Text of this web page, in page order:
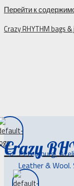
Перейти к
Crazy RHYTHM bags
Crazy
St. Petersburg,
Leather &